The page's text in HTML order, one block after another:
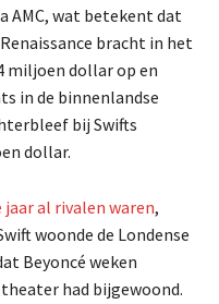
AMC, wat betekent dat
bracht in het
miljoen dollar op en
in de binnenlandse
bij Swifts
dollar.
jaar al rivalen waren,
woonde de Londense
Beyoncé weken
had bijgewoond.